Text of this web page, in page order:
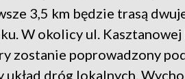
3,5 km będzie trasą
W okolicy ul. Kasztanowej
zostanie poprowadzony
dróg lokalnych.